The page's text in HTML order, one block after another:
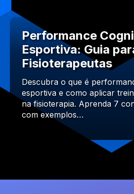
Performance
Esportiva: Guia
Fisioterapeutas
Descubra o que é
esportiva e como aplicar
na fisioterapia. Aprenda 7
com exemplos…